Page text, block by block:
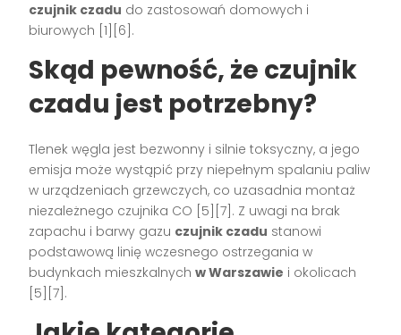
czujnik czadu do zastosowań domowych i
biurowych [1][6].
Skąd pewność, że czujnik
czadu jest potrzebny?
Tlenek węgla jest bezwonny i silnie toksyczny, a jego
emisja może wystąpić przy niepełnym spalaniu paliw
w urządzeniach grzewczych, co uzasadnia montaż
niezależnego czujnika CO [5][7]. Z uwagi na brak
zapachu i barwy gazu czujnik czadu stanowi
podstawową linię wczesnego ostrzegania w
budynkach mieszkalnychw Warszawie i okolicach
[5][7].